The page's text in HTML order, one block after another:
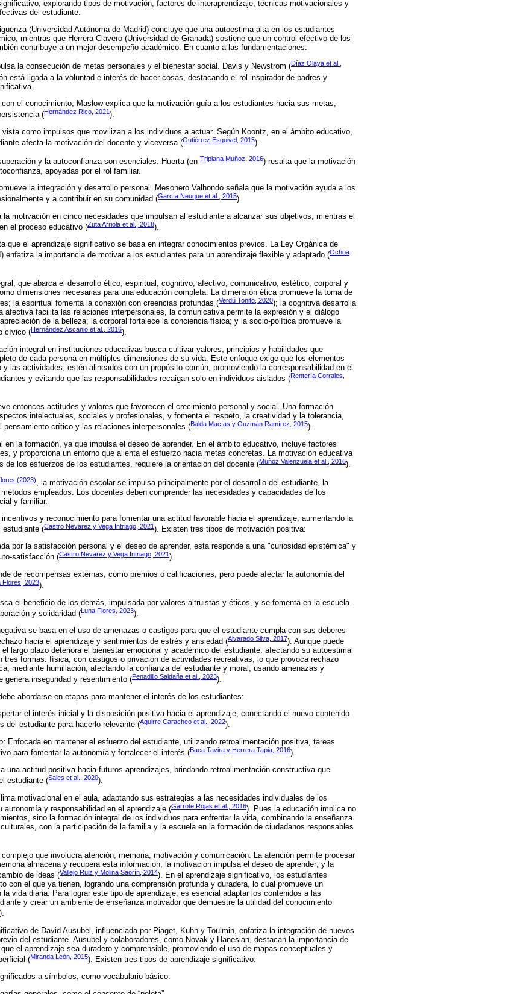
explorando tipos de motivación, factores de interaprendizaje, técnicas motivacionales y
del estudiante.
(Universidad Autónoma de Madrid) concluye que una autoestima alta en los estudiantes
mientras que Herrera Clavero (Universidad de Granada) sostiene que un control efectivo de los
contribuye a un mejor desempeño académico. En cuanto a las fundamentaciones:
la consecución de metas personales y el bienestar social. Davis y Newstrom (Díaz Olaya et al.,
está ligada a la voluntad e interés de hacer cosas, destacando el rol inspirador de padres y
con el conocimiento, Maslow explica que la motivación guía a los estudiantes hacia sus metas,
(Hernández Rico, 2021 ).
vista como impulsos que movilizan a los individuos a actuar. Según Koontz, en el ámbito educativo,
afecta la motivación del docente y viceversa (Gutiérrez Esquivel, 2015).
y la autoconfianza son esenciales. Huerta (en Tripiana Muñoz, 2016) resalta que la motivación
apoyadas por el rol familiar.
la integración y desarrollo personal. Mesonero Valhondo señala que la motivación ayuda a los
y a contribuir en su comunidad (García Neuque et al., 2015).
la motivación en cinco necesidades que impulsan al estudiante a alcanzar sus objetivos, mientras el
el proceso educativo (Zuta Arriola et al., 2018).
que el aprendizaje significativo se basa en integrar conocimientos previos. La Ley Orgánica de
enfatiza la importancia de motivar a los estudiantes para un aprendizaje flexible y adaptado (Ochoa
que abarca el desarrollo ético, espiritual, cognitivo, afectivo, comunicativo, estético, corporal y
dimensiones necesarias para una educación completa. La dimensión ética promueve la toma de
la espiritual fomenta la conexión con creencias profundas (Verdú Tonito, 2020); la cognitiva desarrolla
afectiva facilita las relaciones interpersonales, la comunicativa permite la expresión y el diálogo
de la belleza; la corporal fortalece la conciencia física; y la socio-política promueve la
cívico (Hernández Ascanio et al., 2016).
integral en instituciones educativas busca cultivar valores, principios y habilidades que
de cada persona en múltiples dimensiones de su vida. Este enfoque exige que los elementos
las actividades, estén alineados con un propósito común, promoviendo la corresponsabilidad en el
y evitando que las responsabilidades recaigan solo en individuos aislados (Rentería Corrales,
entonces actitudes y valores que favorecen el crecimiento personal y social. Una formación
intelectuales, sociales y profesionales, y fomenta el respeto, la creatividad y la tolerancia,
pensamiento crítico y las relaciones interpersonales (Balda Macías y Guzmán Ramírez, 2015).
en la formación, ya que impulsa el deseo de aprender. En el ámbito educativo, incluye factores
y proporciona un entorno que alienta el esfuerzo hacia metas concretas. La motivación educativa
de los esfuerzos de los estudiantes, requiere la orientación del docente (Muñoz Valenzuela et al., 2016).
(2023), la motivación escolar se impulsa principalmente por el desarrollo del estudiante, la
empleados. Los docentes deben comprender las necesidades y capacidades de los
y familiar.
y reconocimiento para fomentar una actitud favorable hacia el aprendizaje, aumentando la
estudiante (Castro Nevarez y Vega Intriago, 2021). Existen tres tipos de motivación positiva:
por la satisfacción personal y el deseo de aprender, esta responde a una "curiosidad epistémica" y
satisfacción (Castro Nevarez y Vega Intriago, 2021 ).
de recompensas externas, como premios o calificaciones, pero puede afectar la autonomía del
Flores, 2023).
el beneficio de los demás, impulsada por valores altruistas y éticos, y se fomenta en la escuela
y solidaridad (Luna Flores, 2023).
se basa en el uso de amenazas o castigos para que el estudiante cumpla con sus deberes
hacia el aprendizaje y sentimientos de estrés y ansiedad (Alvarado Silva, 2017). Aunque puede
largo plazo deteriora el bienestar emocional y académico del estudiante, afectando su autoestima
tres formas: física, con castigos o privación de actividades recreativas, lo que provoca rechazo
mediante humillación, afectando la confianza del estudiante y moral, usando amenazas y
genera inseguridad y resentimiento (Penadillo Saldaña et al., 2023).
abordarse en etapas para mantener el interés de los estudiantes:
el interés inicial y la disposición positiva hacia el aprendizaje, conectando el nuevo contenido
del estudiante para hacerlo relevante (Aguirre Caracheo et al., 2022).
Enfocada en mantener el esfuerzo del estudiante, utilizando retroalimentación positiva, tareas
para fomentar la autonomía y fortalecer el interés (Baca Tavira y Herrera Tapia, 2016).
una actitud positiva hacia futuros aprendizajes, brindando retroalimentación constructiva que
estudiante (Sales et al., 2020).
motivacional en el aula, adaptando sus estrategias a las necesidades individuales de los
autonomía y responsabilidad en el aprendizaje (Garrote Rojas et al., 2016). Pues la educación implica no
sino la formación integral de los individuos para enfrentar la vida, combinando la enseñanza
con la participación de la familia y la escuela en la formación de ciudadanos responsables
que involucra atención, memoria, motivación y comunicación. La atención permite procesar
almacena y recupera esta información; la motivación impulsa el deseo de aprender; y la
de ideas (Vallejo Ruiz y Molina Saorín, 2014). En el aprendizaje significativo, los estudiantes
con el que ya tienen, logrando una comprensión profunda y duradera, lo cual promueve un
vida diaria. Para lograr este tipo de aprendizaje, es esencial adaptar los contenidos a las
y crear un ambiente de enseñanza motivador que demuestre la utilidad del conocimiento
).
de David Ausubel, influenciada por Piaget, Kuhn y Toulmin, enfatiza la integración de nuevos
del estudiante. Ausubel y colaboradores, como Novak y Hanesian, destacan la importancia de
el aprendizaje sea duradero y comprensible, promoviendo el uso de mapas conceptuales y
(Miranda León, 2015). Existen tres tipos de aprendizaje significativo:
a símbolos, como vocabulario básico.